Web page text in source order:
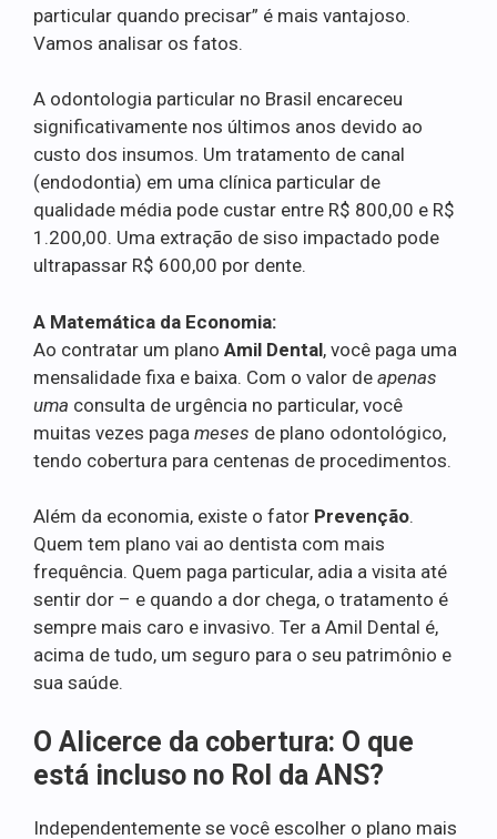
particular quando precisar” é mais vantajoso.
Vamos analisar os fatos.
A odontologia particular no Brasil encareceu
significativamente nos últimos anos devido ao
custo dos insumos. Um tratamento de canal
(endodontia) em uma clínica particular de
qualidade média pode custar entre R$ 800,00 e R$
1.200,00. Uma extração de siso impactado pode
ultrapassar R$ 600,00 por dente.
A Matemática da Economia:
Ao contratar um plano Amil Dental, você paga uma
mensalidade fixa e baixa. Com o valor de apenas
uma consulta de urgência no particular, você
muitas vezes paga meses de plano odontológico,
tendo cobertura para centenas de procedimentos.
Além da economia, existe o fator Prevenção.
Quem tem plano vai ao dentista com mais
frequência. Quem paga particular, adia a visita até
sentir dor – e quando a dor chega, o tratamento é
sempre mais caro e invasivo. Ter a Amil Dental é,
acima de tudo, um seguro para o seu patrimônio e
sua saúde.
O Alicerce da cobertura: O que
está incluso no Rol da ANS?
Independentemente se você escolher o plano mais